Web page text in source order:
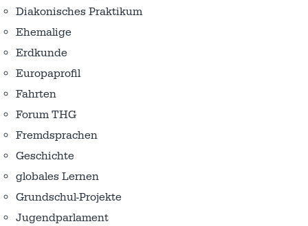
Diakonisches Praktikum
Ehemalige
Erdkunde
Europaprofil
Fahrten
Forum THG
Fremdsprachen
Geschichte
globales Lernen
Grundschul-Projekte
Jugendparlament